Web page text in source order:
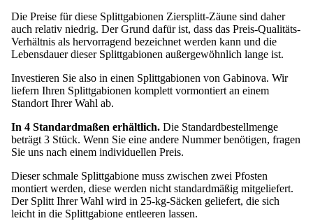
Die Preise für diese Splittgabionen Ziersplitt-Zäune sind daher
auch relativ niedrig. Der Grund dafür ist, dass das Preis-Qualitäts-
Verhältnis als hervorragend bezeichnet werden kann und die
Lebensdauer dieser Splittgabionen außergewöhnlich lange ist.
Investieren Sie also in einen Splittgabionen von Gabinova. Wir
liefern Ihren Splittgabionen komplett vormontiert an einem
Standort Ihrer Wahl ab.
In 4 Standardmaßen erhältlich. Die Standardbestellmenge
beträgt 3 Stück. Wenn Sie eine andere Nummer benötigen, fragen
Sie uns nach einem individuellen Preis.
Dieser schmale Splittgabione muss zwischen zwei Pfosten
montiert werden, diese werden nicht standardmäßig mitgeliefert.
Der Splitt Ihrer Wahl wird in 25-kg-Säcken geliefert, die sich
leicht in die Splittgabione entleeren lassen.